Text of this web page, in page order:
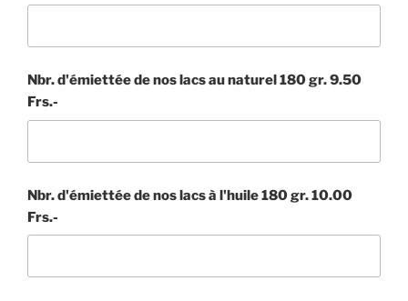
Nbr. d'émiettée de nos lacs au naturel 180 gr. 9.50
Frs.-
Nbr. d'émiettée de nos lacs à l'huile 180 gr. 10.00
Frs.-